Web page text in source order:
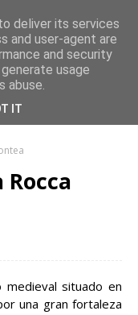
medieval situado en
una gran fortaleza
deliver its services
and user-agent are
and security
usage
abuse.
IT